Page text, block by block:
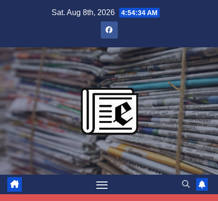
Sat. Aug 8th, 2026 4:54:35 AM